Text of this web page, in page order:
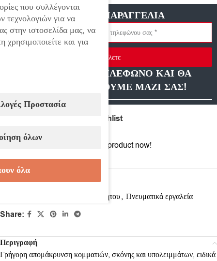
ΓΡΗΓΟΡΗ ΠΑΡΑΓΓΕΛΙΑ
Στείλετε
ΑΦΗΣΤΕ ΜΑΣ ΤΗΛΕΦΩΝΟ ΚΑΙ ΘΑ
ΕΠΙΚΟΙΝΩΝΗΣΟΥΜΕ ΜΑΖΙ ΣΑΣ!
Add to wishlist
People watching this product now!
Κωδικός προϊόντος:4161991
Εξοπλισμός αυτοκινήτου, Πνευματικά εργαλεία
Share:
Περιγραφή
Γρήγορη απομάκρυνση κομματιών, σκόνης και υπολειμμάτων, ειδικά
που συλλέγονται
για να
στην ιστοσελίδα μας, να
και για
Προστασία
όλων
όλα